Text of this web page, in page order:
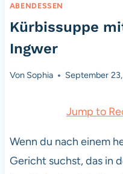
ABENDESSEN
Kürbissuppe
Ingwer
Von Sophia September
Jump to
Wenn du nach einem
Gericht suchst, das in